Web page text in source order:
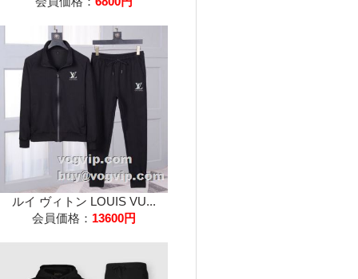
ルイ ヴィトン LOUIS VU...
会員価格： 13600円